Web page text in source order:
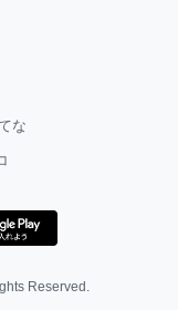
な
Reserved.